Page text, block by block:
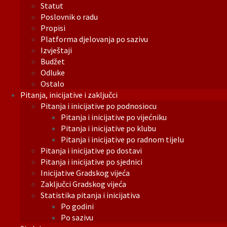
Statut
Poslovnik o radu
Propisi
Platforma djelovanja po sazivu
Izvještaji
Budžet
Odluke
Ostalo
Pitanja, inicijative i zaključci
Pitanja i inicijative po podnosiocu
Pitanja i inicijative po vijećniku
Pitanja i inicijative po klubu
Pitanja i inicijative po radnom tijelu
Pitanja i inicijative po dostavi
Pitanja i inicijative po sjednici
Inicijative Gradskog vijeća
Zaključci Gradskog vijeća
Statistika pitanja i inicijativa
Po godini
Po sazivu